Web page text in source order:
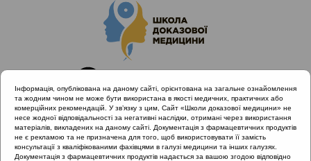
Головна Нормативні документи Гострий риносинусит
Інформація, опублікована на даному сайті, орієнтована на загальне ознайомлення
та жодним чином не може бути використана в якості медичних, практичних або
комерційних рекомендацій. У зв’язку з цим, Сайт «Школи доказової медицини» не
несе жодної відповідальності за негативні наслідки, отримані через використання
матеріалів, викладених на даному сайті. Документація з фармацевтичних продуктів
не є рекламою та не призначена для того, щоб використовувати її замість
консультації з кваліфікованими фахівцями в галузі медицини та інших галузях.
Документація з фармацевтичних продуктів надається за вашою згодою відповідно